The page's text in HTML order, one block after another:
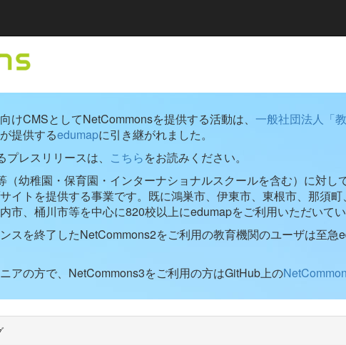
けCMSとしてNetCommonsを提供する活動は、 一般社団法人「
提供するedumapに引き継がれました。
レスリリースは、 こちらをお読みください。
（幼稚園・保育園・インターナショナルスクールを含む）に対し
イトを提供する事業です。既に鴻巣市、伊東市、東根市、那須
市、桶川市等を中心に820校以上にedumapをご利用いただいてい
スを終了したNetCommons2をご利用の教育機関のユーザは至急
アの方で、NetCommons3をご利用の方はGitHub上の